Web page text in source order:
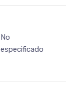
No
especificado